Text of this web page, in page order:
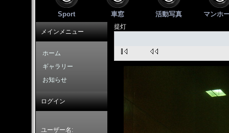
Sport 車窓 活動写真 マンホ
提灯
メインメニュー
ホーム
ギャラリー
お知らせ
ログイン
ユーザー名: